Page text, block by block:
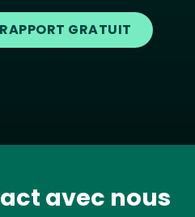
GRATUIT
avec nous